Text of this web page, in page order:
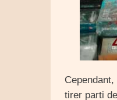
tirer parti